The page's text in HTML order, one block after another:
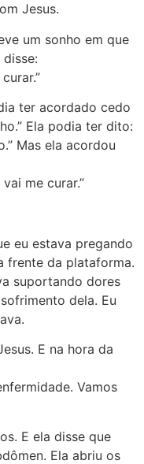
Jesus.
um sonho em que
ter acordado cedo
Ela podia ter dito:
Mas ela acordou
me curar.”
eu estava pregando
frente da plataforma.
suportando dores
dela. Eu
E na hora da
Vamos
E ela disse que
Ela abriu os